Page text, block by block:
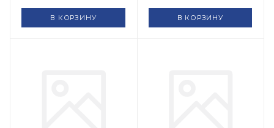
В КОРЗИНУ В КОРЗИНУ